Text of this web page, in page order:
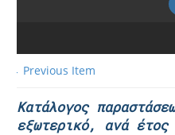
← Previous Item
Κατάλογος
εξωτερικό, ανά έτος